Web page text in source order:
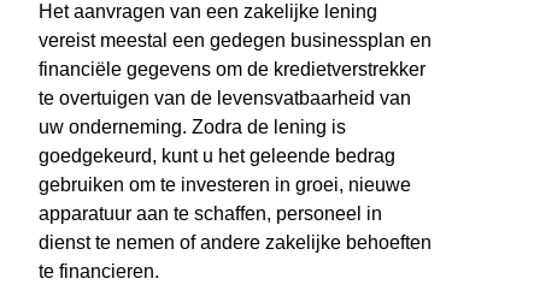
Het aanvragen van een zakelijke lening
vereist meestal een gedegen businessplan en
financiële gegevens om de kredietverstrekker
te overtuigen van de levensvatbaarheid van
uw onderneming. Zodra de lening is
goedgekeurd, kunt u het geleende bedrag
gebruiken om te investeren in groei, nieuwe
apparatuur aan te schaffen, personeel in
dienst te nemen of andere zakelijke behoeften
te financieren.